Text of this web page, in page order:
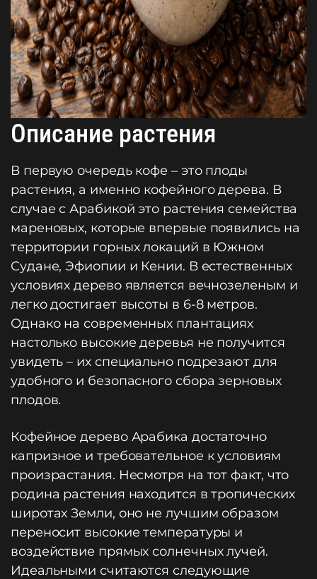
Описание растения
В первую очередь кофе – это плоды
растения, а именно кофейного дерева. В
случае с Арабикой это растения семейства
мареновых, которые впервые появились на
территории горных локаций в Южном
Судане, Эфиопии и Кении. В естественных
условиях дерево является вечнозеленым и
легко достигает высоты в 6-8 метров.
Однако на современных плантациях
настолько высокие деревья не получится
увидеть – их специально подрезают для
удобного и безопасного сбора зерновых
плодов.
Кофейное дерево Арабика достаточно
капризное и требовательное к условиям
произрастания. Несмотря на тот факт, что
родина растения находится в тропических
широтах Земли, оно не лучшим образом
переносит высокие температуры и
воздействие прямых солнечных лучей.
Идеальными считаются следующие